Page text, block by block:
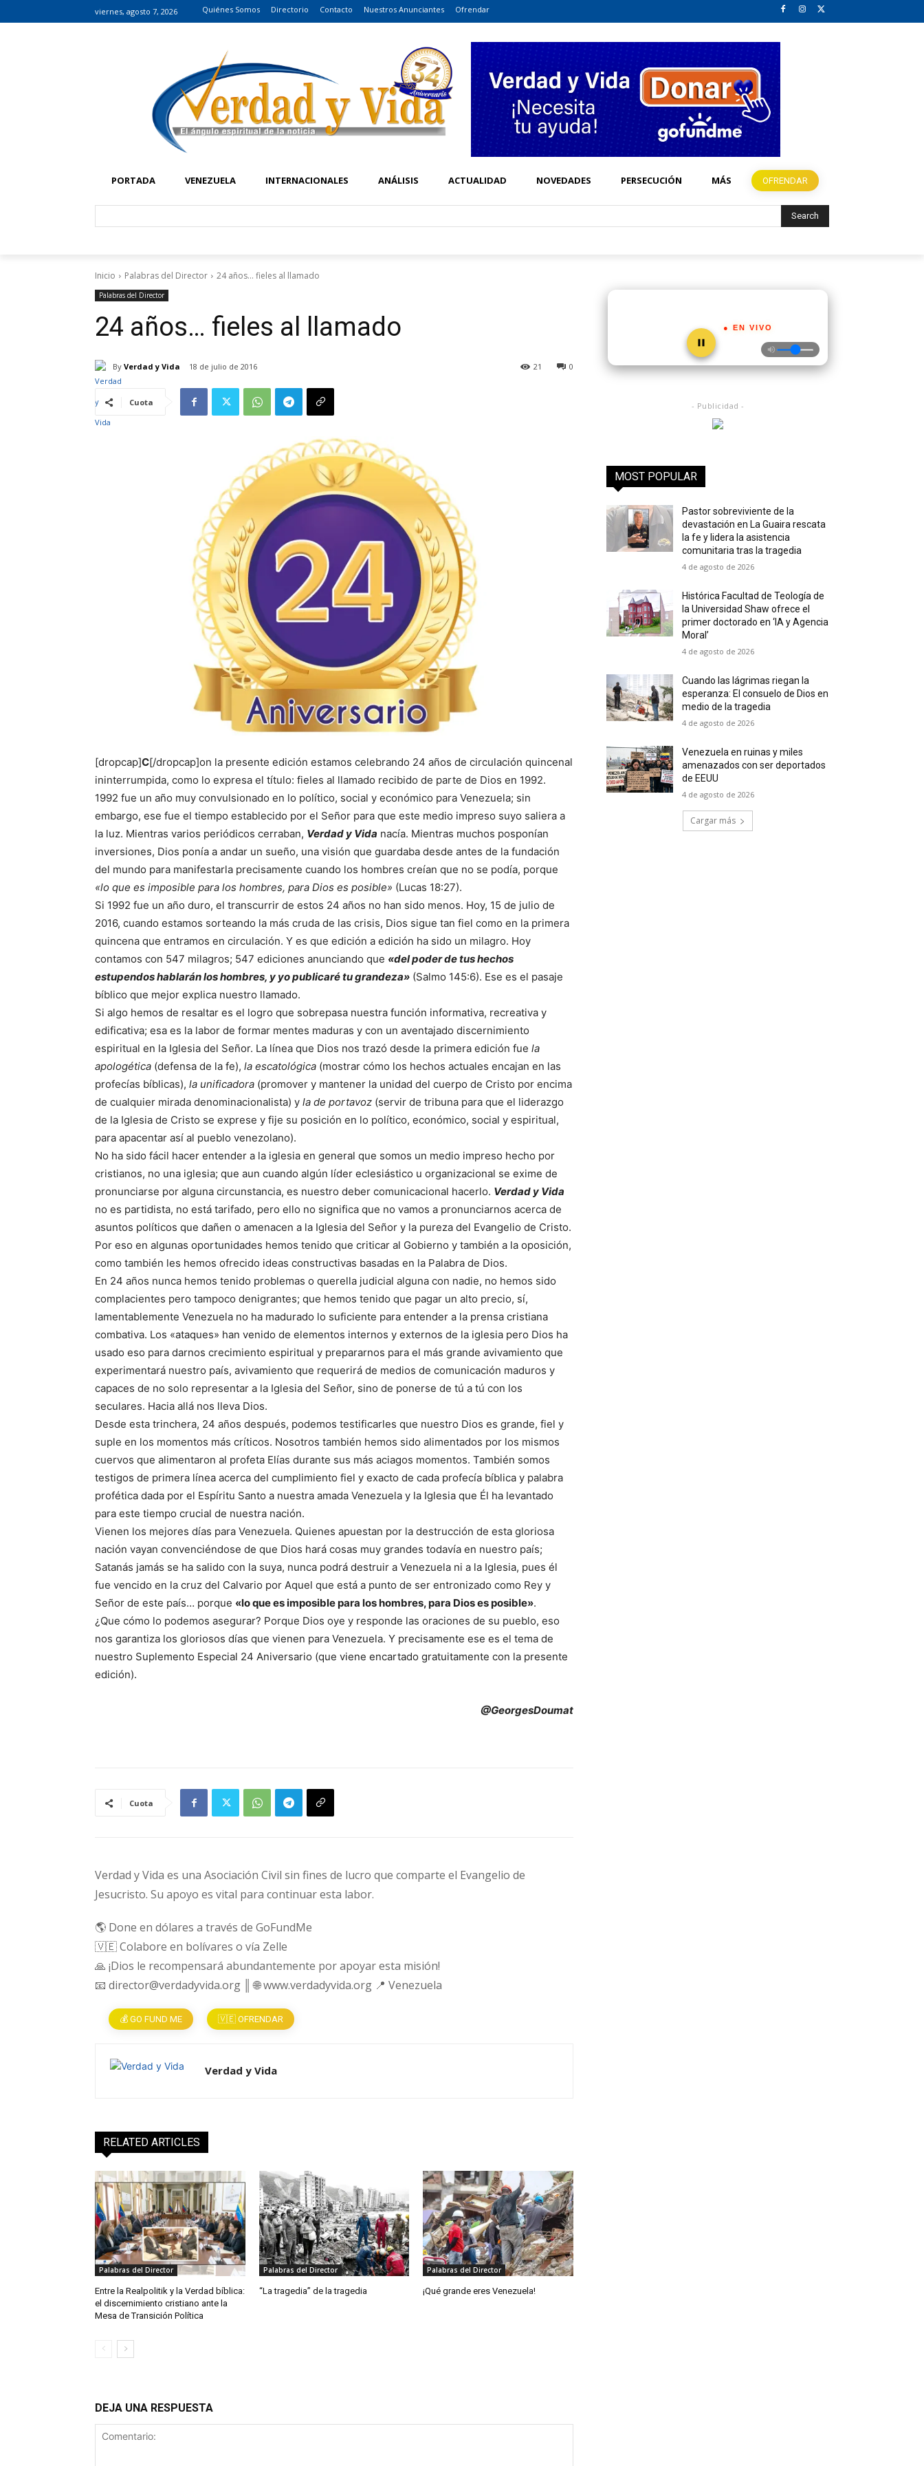
viernes, agosto 7, 2026 Quiénes Somos Directorio Contacto Nuestros Anunciantes Ofrendar
PORTADA VENEZUELA INTERNACIONALES ANÁLISIS ACTUALIDAD NOVEDADES PERSECUCIÓN MÁS OFRENDAR
Search
Inicio Palabras del Director 24 años... fieles al llamado
Palabras del Director
24 años… fieles al llamado
By Verdad y Vida 18 de julio de 2016 0
21
Cuota
[dropcap]C[/dropcap]on la presente edición estamos celebrando 24 años de circulación quincenal
ininterrumpida, como lo expresa el título: fieles al llamado recibido de parte de Dios en 1992.
1992 fue un año muy convulsionado en lo político, social y económico para Venezuela; sin
embargo, ese fue el tiempo establecido por el Señor para que este medio impreso suyo saliera a
la luz. Mientras varios periódicos cerraban, Verdad y Vida nacía. Mientras muchos posponían
inversiones, Dios ponía a andar un sueño, una visión que guardaba desde antes de la fundación
del mundo para manifestarla precisamente cuando los hombres creían que no se podía, porque
«lo que es imposible para los hombres, para Dios es posible» (Lucas 18:27).
Si 1992 fue un año duro, el transcurrir de estos 24 años no han sido menos. Hoy, 15 de julio de
2016, cuando estamos sorteando la más cruda de las crisis, Dios sigue tan fiel como en la primera
quincena que entramos en circulación. Y es que edición a edición ha sido un milagro. Hoy
contamos con 547 milagros; 547 ediciones anunciando que «del poder de tus hechos
estupendos hablarán los hombres, y yo publicaré tu grandeza» (Salmo 145:6). Ese es el pasaje
bíblico que mejor explica nuestro llamado.
Si algo hemos de resaltar es el logro que sobrepasa nuestra función informativa, recreativa y
edificativa; esa es la labor de formar mentes maduras y con un aventajado discernimiento
espiritual en la Iglesia del Señor. La línea que Dios nos trazó desde la primera edición fue la
apologética (defensa de la fe), la escatológica (mostrar cómo los hechos actuales encajan en las
profecías bíblicas), la unificadora (promover y mantener la unidad del cuerpo de Cristo por encima
de cualquier mirada denominacionalista) y la de portavoz (servir de tribuna para que el liderazgo
de la Iglesia de Cristo se exprese y fije su posición en lo político, económico, social y espiritual,
para apacentar así al pueblo venezolano).
No ha sido fácil hacer entender a la iglesia en general que somos un medio impreso hecho por
cristianos, no una iglesia; que aun cuando algún líder eclesiástico u organizacional se exime de
pronunciarse por alguna circunstancia, es nuestro deber comunicacional hacerlo. Verdad y Vida
no es partidista, no está tarifado, pero ello no significa que no vamos a pronunciarnos acerca de
asuntos políticos que dañen o amenacen a la Iglesia del Señor y la pureza del Evangelio de Cristo.
Por eso en algunas oportunidades hemos tenido que criticar al Gobierno y también a la oposición,
como también les hemos ofrecido ideas constructivas basadas en la Palabra de Dios.
En 24 años nunca hemos tenido problemas o querella judicial alguna con nadie, no hemos sido
complacientes pero tampoco denigrantes; que hemos tenido que pagar un alto precio, sí,
lamentablemente Venezuela no ha madurado lo suficiente para entender a la prensa cristiana
combativa. Los «ataques» han venido de elementos internos y externos de la iglesia pero Dios ha
usado eso para darnos crecimiento espiritual y prepararnos para el más grande avivamiento que
experimentará nuestro país, avivamiento que requerirá de medios de comunicación maduros y
capaces de no solo representar a la Iglesia del Señor, sino de ponerse de tú a tú con los
seculares. Hacia allá nos lleva Dios.
Desde esta trinchera, 24 años después, podemos testificarles que nuestro Dios es grande, fiel y
suple en los momentos más críticos. Nosotros también hemos sido alimentados por los mismos
cuervos que alimentaron al profeta Elías durante sus más aciagos momentos. También somos
testigos de primera línea acerca del cumplimiento fiel y exacto de cada profecía bíblica y palabra
profética dada por el Espíritu Santo a nuestra amada Venezuela y la Iglesia que Él ha levantado
para este tiempo crucial de nuestra nación.
Vienen los mejores días para Venezuela. Quienes apuestan por la destrucción de esta gloriosa
nación vayan convenciéndose de que Dios hará cosas muy grandes todavía en nuestro país;
Satanás jamás se ha salido con la suya, nunca podrá destruir a Venezuela ni a la Iglesia, pues él
fue vencido en la cruz del Calvario por Aquel que está a punto de ser entronizado como Rey y
Señor de este país… porque «lo que es imposible para los hombres, para Dios es posible».
¿Que cómo lo podemos asegurar? Porque Dios oye y responde las oraciones de su pueblo, eso
nos garantiza los gloriosos días que vienen para Venezuela. Y precisamente ese es el tema de
nuestro Suplemento Especial 24 Aniversario (que viene encartado gratuitamente con la presente
edición).
@GeorgesDoumat
Cuota
Verdad y Vida es una Asociación Civil sin fines de lucro que comparte el Evangelio de
Jesucristo. Su apoyo es vital para continuar esta labor.
🌎 Done en dólares a través de GoFundMe
🇻🇪 Colabore en bolívares o vía Zelle
🙏 ¡Dios le recompensará abundantemente por apoyar esta misión!
📧 director@verdadyvida.org ║ 🌐 www.verdadyvida.org 📍 Venezuela
💰 GO FUND ME 🇻🇪 OFRENDAR
Verdad y Vida
RELATED ARTICLES
Palabras del Director
Entre la Realpolitik y la Verdad bíblica:
el discernimiento cristiano ante la
Mesa de Transición Política
Palabras del Director
“La tragedia” de la tragedia
Palabras del Director
¡Qué grande eres Venezuela!
DEJA UNA RESPUESTA
● EN VIVO
- Publicidad -
MOST POPULAR
Pastor sobreviviente de la
devastación en La Guaira rescata
la fe y lidera la asistencia
comunitaria tras la tragedia
4 de agosto de 2026
Histórica Facultad de Teología de
la Universidad Shaw ofrece el
primer doctorado en ‘IA y Agencia
Moral’
4 de agosto de 2026
Cuando las lágrimas riegan la
esperanza: El consuelo de Dios en
medio de la tragedia
4 de agosto de 2026
Venezuela en ruinas y miles
amenazados con ser deportados
de EEUU
4 de agosto de 2026
Cargar más